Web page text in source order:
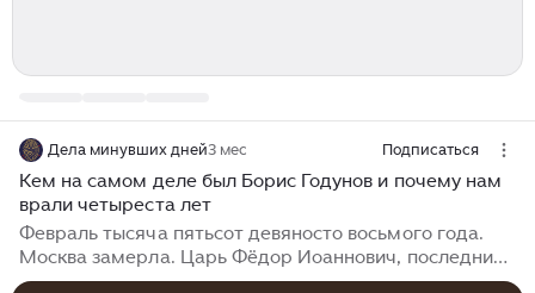
Дела минувших дней3 мес Подписаться
Кем на самом деле был Борис Годунов и почему нам
врали четыреста лет
Февраль тысяча пятьсот девяносто восьмого года.
Москва замерла. Царь Фёдор Иоаннович, последний
из династии Рюриковичей на троне, умер. Наследника